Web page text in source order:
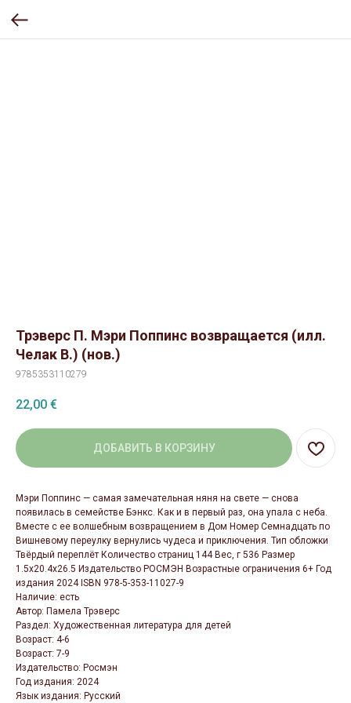
Трэверс П. Мэри Поппинс возвращается (илл.
Челак В.) (нов.)
9785353110279
22,00 €
ДОБАВИТЬ В КОРЗИНУ
Мэри Поппинс — самая замечательная няня на свете — снова
появилась в семействе Бэнкс. Как и в первый раз, она упала с неба.
Вместе с ее волшебным возвращением в Дом Номер Семнадцать по
Вишневому переулку вернулись чудеса и приключения. Тип обложки
Твёрдый переплёт Количество страниц 144 Вес, г 536 Размер
1.5x20.4x26.5 Издательство РОСМЭН Возрастные ограничения 6+ Год
издания 2024 ISBN 978-5-353-11027-9
Наличие: есть
Автор: Памела Трэверс
Раздел: Художественная литература для детей
Возраст: 4-6
Возраст: 7-9
Издательство: Росмэн
Год издания: 2024
Язык издания: Русский